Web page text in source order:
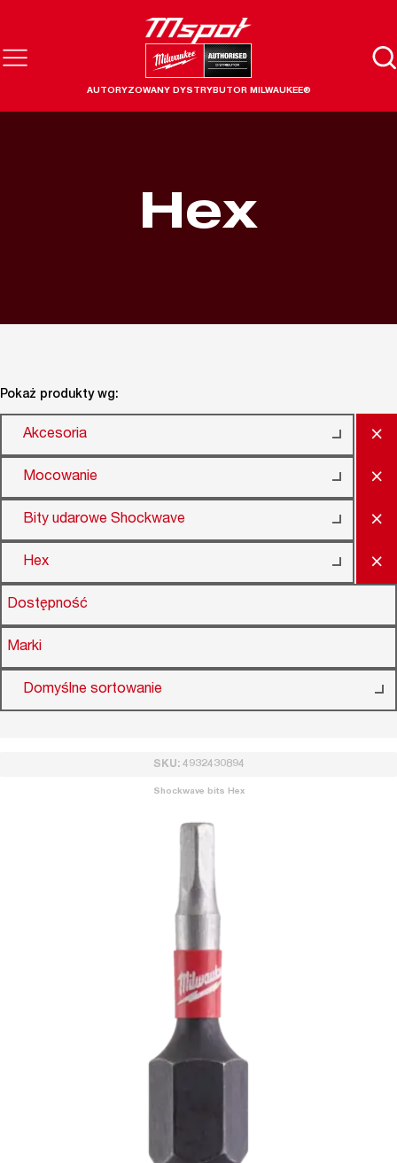
AUTORYZOWANY DYSTRYBUTOR MILWAUKEE®
Hex
Pokaż produkty wg:
Akcesoria ×
Mocowanie ×
Bity udarowe Shockwave ×
Hex ×
Dostępność
Marki
Domyślne sortowanie
SKU: 4932430894
Shockwave bits Hex